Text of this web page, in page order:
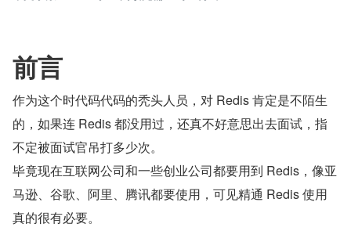
前言
作为这个时代码代码的秃头人员，对 Redis 肯定是不陌生
的，如果连 Redis 都没用过，还真不好意思出去面试，指
不定被面试官吊打多少次。
毕竟现在互联网公司和一些创业公司都要用到 Redis，像亚
马逊、谷歌、阿里、腾讯都要使用，可见精通 Redis 使用
真的很有必要。